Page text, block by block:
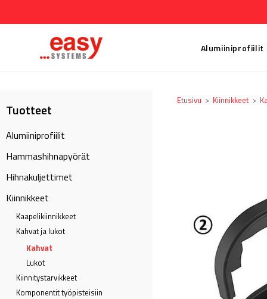
Alumiiniprofiilit
Tuotteet
Alumiiniprofiilit
Hammashihnapyörät
Hihnakuljettimet
Kiinnikkeet
Kaapeli­kiinnikkeet
Kahvat ja lukot
Kahvat
Lukot
Kiinnitystarvikkeet
Komponentit työpisteisiin
Etusivu > Kiinnikkeet >